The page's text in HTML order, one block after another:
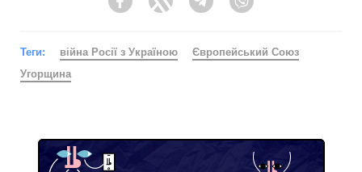
FacebookTwitter Telegram
Теги: війна Росії з Україною
Європейський Союз
Угорщина